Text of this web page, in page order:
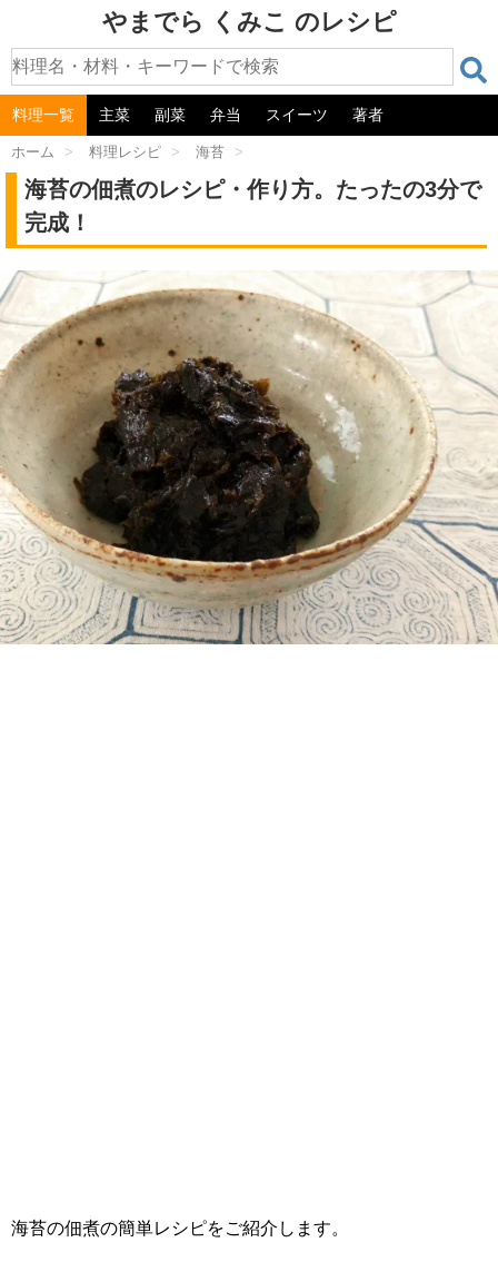
やまでら くみこ のレシピ
料理一覧 主菜 副菜 弁当 スイーツ 著者
ホーム > 料理レシピ > 海苔 >
海苔の佃煮のレシピ・作り方。たったの3分で
完成！
海苔の佃煮の簡単レシピをご紹介します。